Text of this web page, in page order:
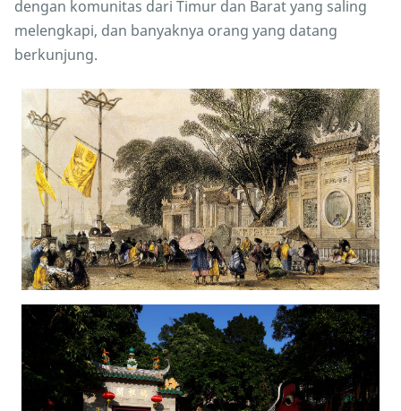
dengan komunitas dari Timur dan Barat yang saling
melengkapi, dan banyaknya orang yang datang
berkunjung.